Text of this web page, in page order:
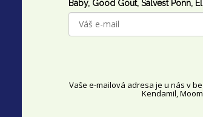
Baby, Good Gout, Salvest Põnn,
Vaše e-mailová adresa je u nás v
Kendamil,